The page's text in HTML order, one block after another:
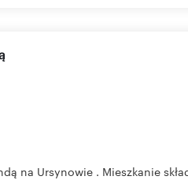
na Ursynowie . Mieszkanie